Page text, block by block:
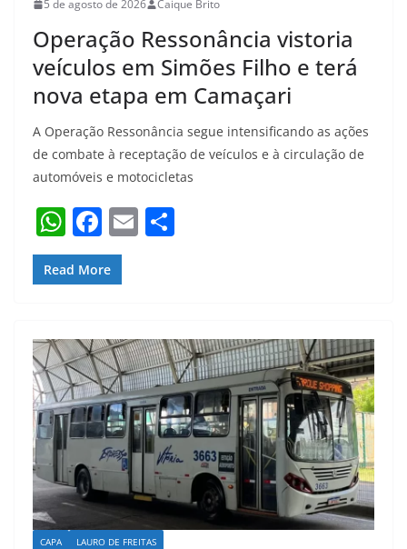
5 de agosto de 2026 Caique Brito
Operação Ressonância vistoria
veículos em Simões Filho e terá
nova etapa em Camaçari
A Operação Ressonância segue intensificando as ações
de combate à receptação de veículos e à circulação de
automóveis e motocicletas
W
h
at
A
p
p
F
a
c
b
o
o
k
E
Read More
CAPA LAURO DE FREITAS